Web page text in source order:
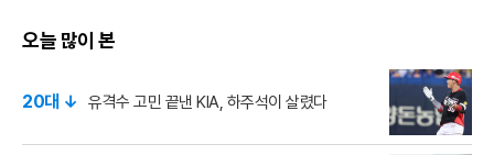
오늘 많이 본
20대 ↓ 유격수 고민 끝낸 KIA, 하주석이 살렸다